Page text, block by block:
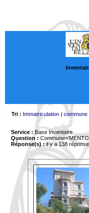
Tri : Immatriculation| commune
Service : Base Inventaire
Question :
Réponse(s) :il y a 138